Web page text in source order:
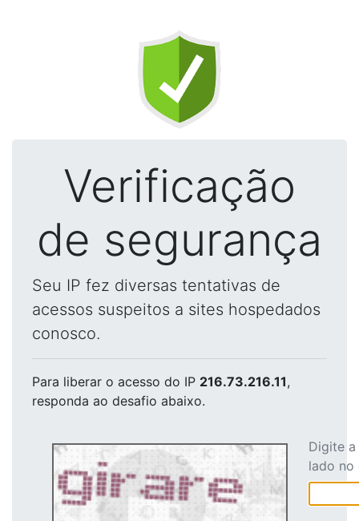
Verificação
de segurança
Seu IP fez diversas tentativas de
acessos suspeitos a sites hospedados
conosco.
Para liberar o acesso do IP 216.73.216.11,
responda ao desafio abaixo.
Digite
lado no